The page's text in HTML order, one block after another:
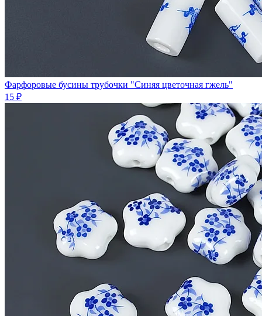
Фарфоровые бусины трубочки "Синяя цветочная гжель"
15 ₽